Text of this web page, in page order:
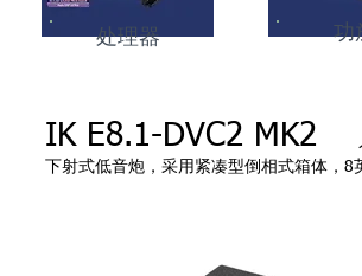
处理器 功
IK E8.1-DVC2 MK2
下射式低音炮，采用紧凑型倒相式箱体，